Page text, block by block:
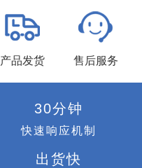
产品发货 售后服务
30分钟
快速响应机制
出货快